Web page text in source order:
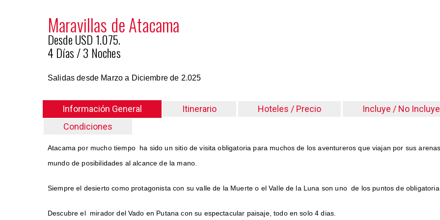
Maravillas de Atacama
Desde USD 1.075.
4 Días / 3 Noches
Salidas desde Marzo a Diciembre de 2.025
Información General Itinerario Hoteles / Precio
Incluye / No Incluye
Condiciones
Atacama por mucho tiempo ha sido un sitio de visita obligatoria para muchos de los aventureros que viajan por sus
mundo de posibilidades al alcance de la mano.
Siempre el desierto como protagonista con su valle de la Muerte o el Valle de la Luna son uno de los puntos de
Descubre el mirador del Vado en Putana con su espectacular paisaje, todo en solo 4 dias.